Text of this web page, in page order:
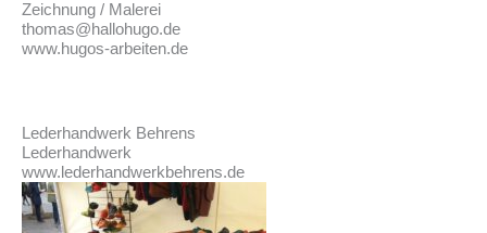
Zeichnung / Malerei
thomas@hallohugo.de
www.hugos-arbeiten.de
Lederhandwerk Behrens
Lederhandwerk
www.lederhandwerkbehrens.de